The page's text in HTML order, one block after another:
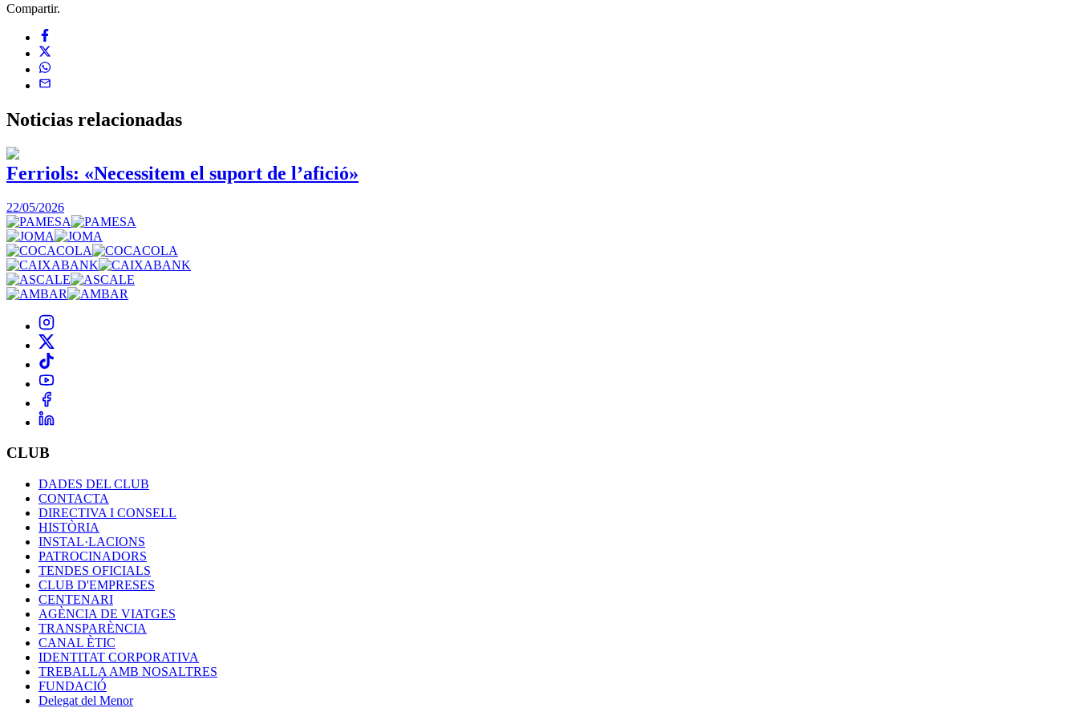
Compartir.
Noticias relacionadas
Ferriols: «Necessitem el suport de l’afició»
22/05/2026
CLUB
DADES DEL CLUB
CONTACTA
DIRECTIVA I CONSELL
HISTÒRIA
INSTAL·LACIONS
PATROCINADORS
TENDES OFICIALS
CLUB D'EMPRESES
CENTENARI
AGÈNCIA DE VIATGES
TRANSPARÈNCIA
CANAL ÈTIC
IDENTITAT CORPORATIVA
TREBALLA AMB NOSALTRES
FUNDACIÓ
Delegat del Menor